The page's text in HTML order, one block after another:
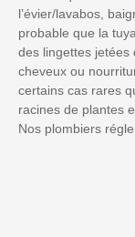
l’évier/lavabos,
probable que la
des lingettes jetées
cheveux ou
certains cas rares
racines de plantes
Nos plombiers